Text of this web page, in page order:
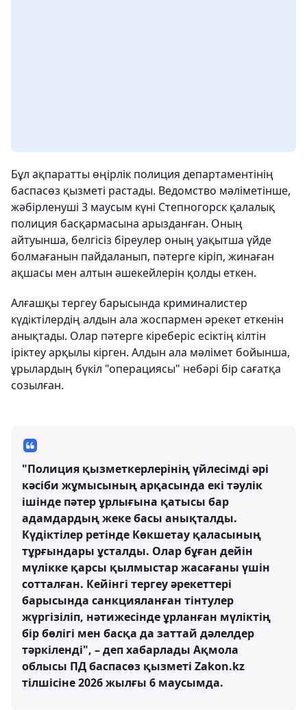
Бұл ақпаратты өңірлік полиция департаментінің
баспасөз қызметі растады. Ведомство мәліметінше,
жәбірленуші 3 маусым күні Степногорск қалалық
полиция басқармасына арызданған. Оның
айтуынша, белгісіз біреулер оның уақытша үйде
болмағанын пайдаланып, пәтерге кіріп, жинаған
ақшасы мен алтын әшекейлерін қолды еткен.
Алғашқы тергеу барысында криминалистер
күдіктілердің алдын ала жоспармен әрекет еткенін
анықтады. Олар пәтерге кіреберіс есіктің кілтін
іріктеу арқылы кірген. Алдын ала мәлімет бойынша,
ұрылардың бүкіл "операциясы" небәрі бір сағатқа
созылған.
"Полиция қызметкерлерінің үйлесімді әрі
кәсіби жұмысының арқасында екі тәулік
ішінде пәтер ұрлығына қатысы бар
адамдардың жеке басы анықталды.
Күдіктілер ретінде Көкшетау қаласының
тұрғындары ұсталды. Олар бұған дейін
мүлікке қарсы қылмыстар жасағаны үшін
сотталған. Кейінгі тергеу әрекеттері
барысында санкцияланған тінтулер
жүргізіліп, нәтижесінде ұрланған мүліктің
бір бөлігі мен басқа да заттай дәлелдер
тәркіленді", – деп хабарлады Ақмола
облысы ПД баспасөз қызметі Zakon.kz
тілшісіне 2026 жылғы 6 маусымда.